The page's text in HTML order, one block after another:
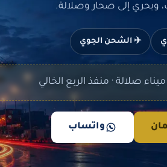
وبحري إلى صحار وصلالة.
✈️ الشحن الجوي
صلالة · منفذ الربع الخالي
واتساب